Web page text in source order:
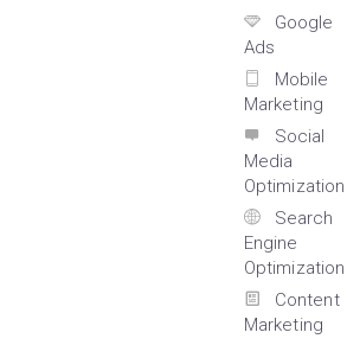
Google
Ads
Mobile
Marketing
Social
Media
Optimization
Search
Engine
Optimization
Content
Marketing